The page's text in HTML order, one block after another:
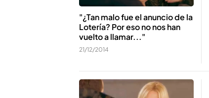
"¿Tan malo fue el anuncio de la
Lotería? Por eso no nos han
vuelto a llamar..."
21/12/2014